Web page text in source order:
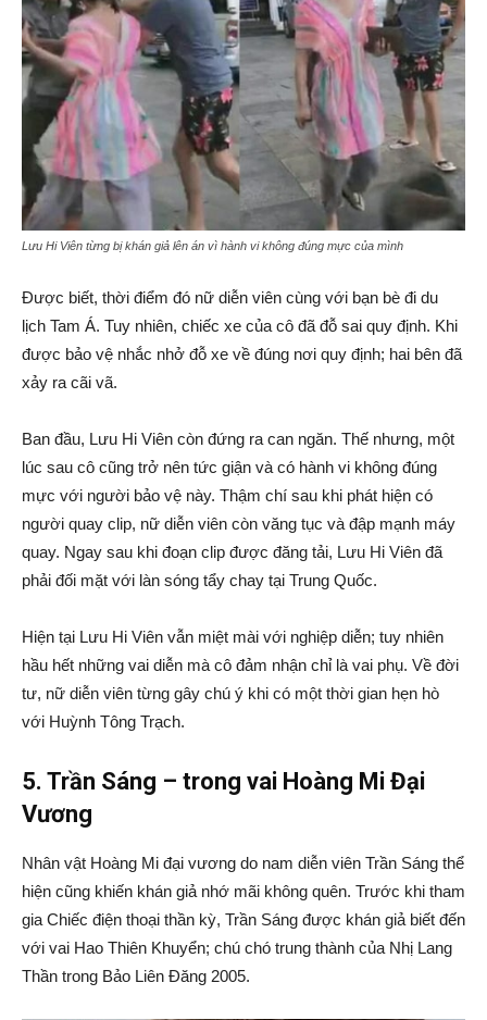
Lưu Hi Viên từng bị khán giả lên án vì hành vi không đúng mực của mình
Được biết, thời điểm đó nữ diễn viên cùng với bạn bè đi du
lịch Tam Á. Tuy nhiên, chiếc xe của cô đã đỗ sai quy định. Khi
được bảo vệ nhắc nhở đỗ xe về đúng nơi quy định; hai bên đã
xảy ra cãi vã.
Ban đầu, Lưu Hi Viên còn đứng ra can ngăn. Thế nhưng, một
lúc sau cô cũng trở nên tức giận và có hành vi không đúng
mực với người bảo vệ này. Thậm chí sau khi phát hiện có
người quay clip, nữ diễn viên còn văng tục và đập mạnh máy
quay. Ngay sau khi đoạn clip được đăng tải, Lưu Hi Viên đã
phải đối mặt với làn sóng tẩy chay tại Trung Quốc.
Hiện tại Lưu Hi Viên vẫn miệt mài với nghiệp diễn; tuy nhiên
hầu hết những vai diễn mà cô đảm nhận chỉ là vai phụ. Về đời
tư, nữ diễn viên từng gây chú ý khi có một thời gian hẹn hò
với Huỳnh Tông Trạch.
5. Trần Sáng – trong vai Hoàng Mi Đại
Vương
Nhân vật Hoàng Mi đại vương do nam diễn viên Trần Sáng thể
hiện cũng khiến khán giả nhớ mãi không quên. Trước khi tham
gia Chiếc điện thoại thần kỳ, Trần Sáng được khán giả biết đến
với vai Hao Thiên Khuyển; chú chó trung thành của Nhị Lang
Thần trong Bảo Liên Đăng 2005.